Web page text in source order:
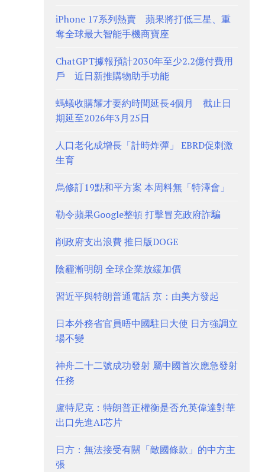
iPhone 17系列熱賣 蘋果將打低三星、重
奪全球最大智能手機商寶座
ChatGPT據報預計2030年至少2.2億付費用
戶 近日新推購物助手功能
螞蟻收購耀才要約時間延長4個月 截止日
期延至2026年3月25日
人口老化成增長「計時炸彈」 EBRD促刺激
生育
烏修訂19點和平方案 本周料無「特澤會」
勒令蘋果Google整頓 打擊冒充政府詐騙
削政府支出浪費 推日版DOGE
陰霾漸明朗 全球企業放緩加價
習近平與特朗普通電話 京：由美方發起
日本外務省官員晤中國駐日大使 日方強調立
場不變
神舟二十二號成功發射 屬中國首次應急發射
任務
盧特尼克：特朗普正權衡是否允英偉達對華
出口先進AI芯片
日方：無法接受有關「敵國條款」的中方主
張